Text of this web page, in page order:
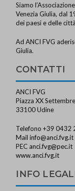
Siamo
Venezia Giulia, dal
dei paesi e delle
Ad ANCI FVG
Giulia.
CONTATTI
ANCI FVG
Piazza XX
33100 Udine
Telefono +39 0432
Mailinfo@anci.fvg.it
PEC anci.fvg@pec.it
www.anci.fvg.it
INFO